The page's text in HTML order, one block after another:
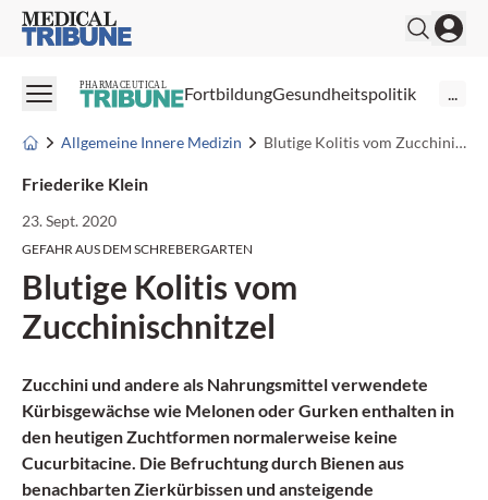
Medical Tribune
PHARMACEUTICAL FortbildungGesundheitspolitik ...
Allgemeine Innere Medizin Blutige Kolitis vom Zucchinischnitzel
Friederike Klein
23. Sept. 2020
GEFAHR AUS DEM SCHREBERGARTEN
Blutige Kolitis vom
Zucchinischnitzel
Zucchini und andere als Nahrungsmittel verwendete
Kürbisgewächse wie Melonen oder Gurken enthalten in
den heutigen Zuchtformen normalerweise keine
Cucurbitacine. Die Befruchtung durch Bienen aus
benachbarten Zierkürbissen und ansteigende